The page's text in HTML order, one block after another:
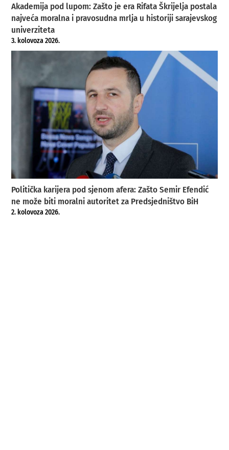
Akademija pod lupom: Zašto je era Rifata Škrijelja postala
najveća moralna i pravosudna mrlja u historiji sarajevskog
univerziteta
3. kolovoza 2026.
Politička karijera pod sjenom afera: Zašto Semir Efendić
ne može biti moralni autoritet za Predsjedništvo BiH
2. kolovoza 2026.